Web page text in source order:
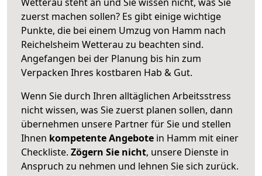
zuerst machen sollen? Es gibt einige wichtige
Punkte, die bei einem Umzug von Hamm nach
Reichelsheim Wetterau zu beachten sind.
Angefangen bei der Planung bis hin zum
Verpacken Ihres kostbaren Hab & Gut.
Wenn Sie durch Ihren alltäglichen Arbeitsstress
nicht wissen, was Sie zuerst planen sollen, dann
übernehmen unsere Partner für Sie und stellen
Ihnen kompetente Angebote in Hamm mit einer
Checkliste. Zögern Sie nicht, unsere Dienste in
Anspruch zu nehmen und lehnen Sie sich zurück.